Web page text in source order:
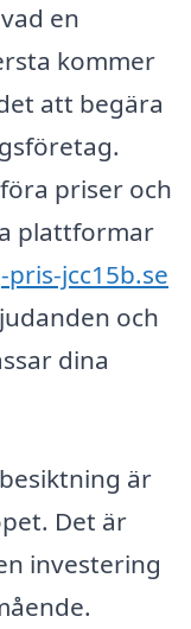
en
kommer
att begära
priser och
plattformar
jcc15b.se
och
dina
är
Det är
investering